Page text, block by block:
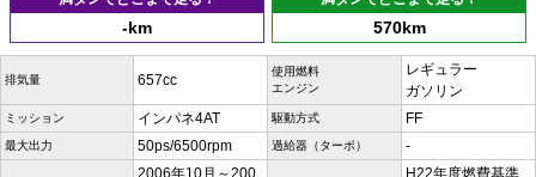
-km 570km
排気量 657cc
使用燃料
エンジン
レギュラー
ガソリン
ミッション インパネ4AT 駆動方式 FF
最大出力 50ps/6500rpm 過給器（ターボ） -